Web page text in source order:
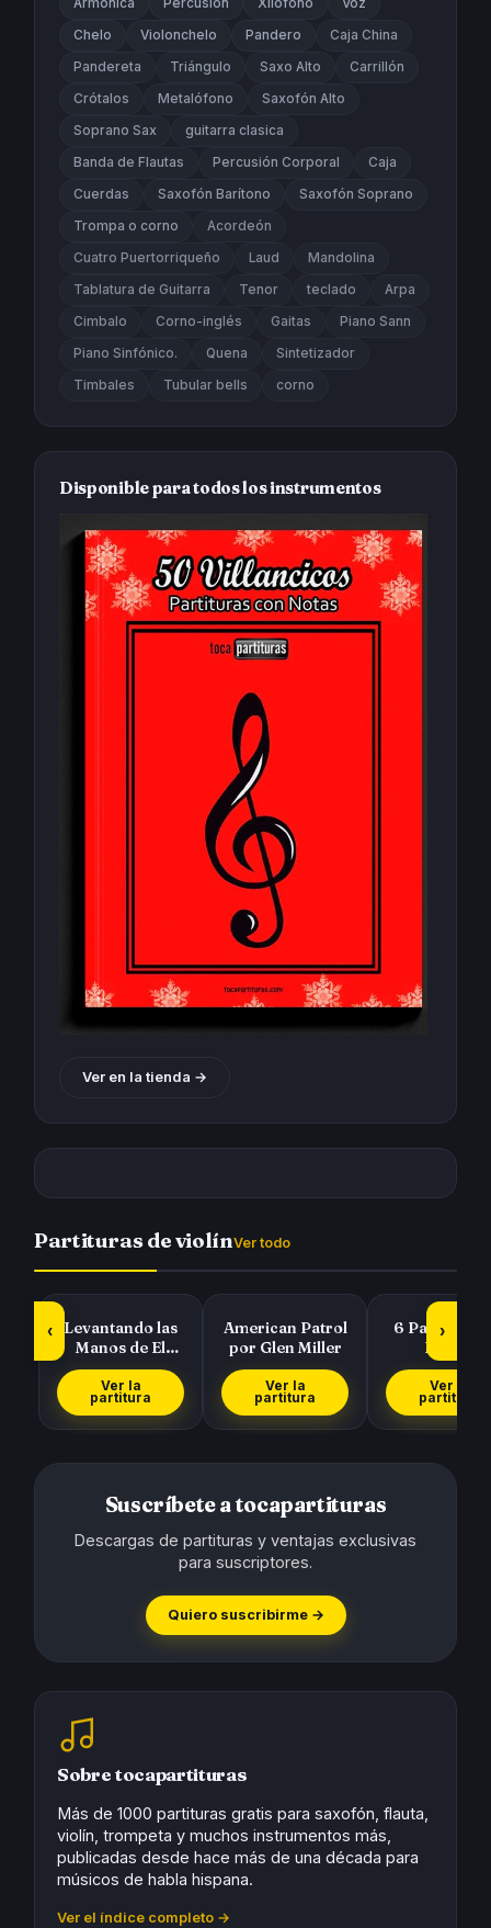
Armónica Percusión Xilófono Voz
Chelo Violonchelo Pandero Caja China
Pandereta Triángulo Saxo Alto Carrillón
Crótalos Metalófono Saxofón Alto
Soprano Sax guitarra clasica
Banda de Flautas Percusión Corporal Caja
Cuerdas Saxofón Barítono Saxofón Soprano
Trompa o corno Acordeón
Cuatro Puertorriqueño Laud Mandolina
Tablatura de Guitarra Tenor teclado Arpa
Cimbalo Corno-inglés Gaitas Piano Sann
Piano Sinfónico. Quena Sintetizador
Timbales Tubular bells corno
Disponible para todos los instrumentos
Ver en la tienda →
Partituras de violínVer todo
‹
Levantando las
Manos de El
Símbolo
Ver la
partitura
American Patrol
por Glen Miller
Ver la
partitura
6 Partituras
Pasillo
Colombiano
Cucarrón,
Gat…
Ver la
partitura
›
Suscríbete a tocapartituras
Descargas de partituras y ventajas exclusivas
para suscriptores.
Quiero suscribirme →
Sobre tocapartituras
Más de 1000 partituras gratis para saxofón, flauta,
violín, trompeta y muchos instrumentos más,
publicadas desde hace más de una década para
músicos de habla hispana.
Ver el índice completo →